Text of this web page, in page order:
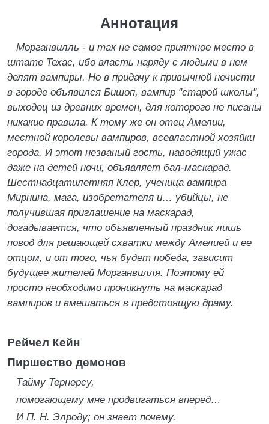
Аннотация
Морганвилль - и так не самое приятное место в
штате Техас, ибо власть наряду с людьми в нем
делят вампиры. Но в придачу к привычной нечисти
в городе объявился Бишоп, вампир "старой школы",
выходец из древних времен, для которого не писаны
никакие правила. К тому же он отец Амелии,
местной королевы вампиров, всевластной хозяйки
города. И этот незваный гость, наводящий ужас
даже на детей ночи, объявляет бал-маскарад.
Шестнадцатилетняя Клер, ученица вампира
Мирнина, мага, изобретателя и… убийцы, не
получившая приглашение на маскарад,
догадывается, что объявленный праздник лишь
повод для решающей схватки между Амелией и ее
отцом, и от того, чья будет победа, зависит
будущее жителей Морганвилля. Поэтому ей
просто необходимо проникнуть на маскарад
вампиров и вмешаться в предстоящую драму.
Рейчел Кейн
Пиршество демонов
Тайму Тернерсу,
помогающему мне продвигаться вперед…
И П. Н. Элроду; он знает почему.